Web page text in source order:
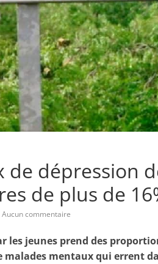
de dépression
de plus de
Aucun commentaire
les jeunes prend des
mentaux qui errent